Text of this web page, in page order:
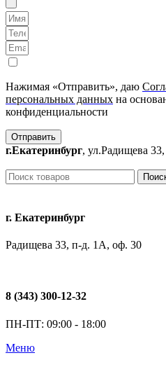
Нажимая «Отправить», даю
персональных данных на
конфиденциальности
Отправить
г.Екатеринбург, ул.Радищева
г. Екатеринбург
Радищева 33, п-д. 1А, оф. 30
8 (343) 300-12-32
ПН-ПТ: 09:00 - 18:00
Меню